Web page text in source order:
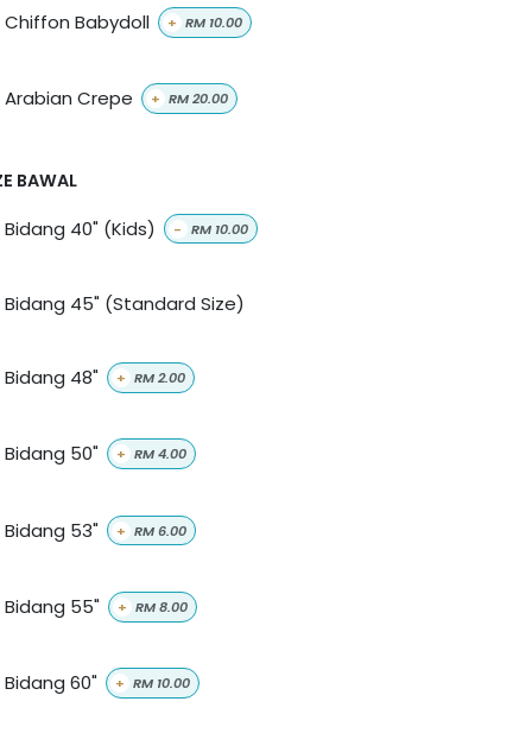
Chiffon Babydoll + RM 10.00
Arabian Crepe + RM20.00
BAWAL
Bidang 40" (Kids) - RM 10.00
Bidang 45" (Standard Size)
Bidang 48" + RM2.00
Bidang 50" + RM4.00
Bidang 53" + RM6.00
Bidang 55" + RM8.00
Bidang 60" + RM 10.00